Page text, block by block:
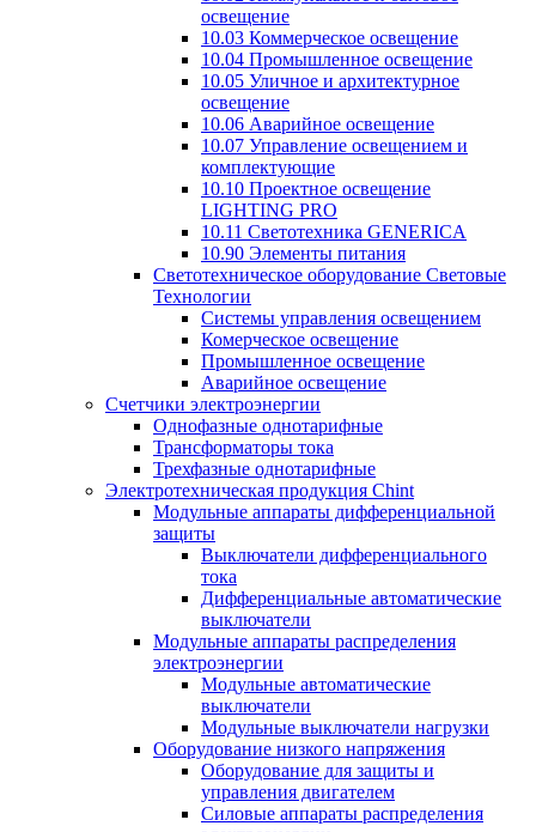
освещение
10.03 Коммерческое освещение
10.04 Промышленное освещение
10.05 Уличное и архитектурное
освещение
10.06 Аварийное освещение
10.07 Управление освещением и
комплектующие
10.10 Проектное освещение
LIGHTING PRO
10.11 Светотехника GENERICA
10.90 Элементы питания
Светотехническое оборудование Световые
Технологии
Системы управления освещением
Комерческое освещение
Промышленное освещение
Аварийное освещение
Счетчики электроэнергии
Однофазные однотарифные
Трансформаторы тока
Трехфазные однотарифные
Электротехническая продукция Chint
Модульные аппараты дифференциальной
защиты
Выключатели дифференциального
тока
Дифференциальные автоматические
выключатели
Модульные аппараты распределения
электроэнергии
Модульные автоматические
выключатели
Модульные выключатели нагрузки
Оборудование низкого напряжения
Оборудование для защиты и
управления двигателем
Силовые аппараты распределения